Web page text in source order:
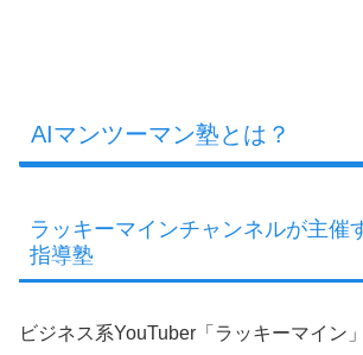
AIマンツーマン塾とは？
ラッキーマインチャンネルが主催
指導塾
ビジネス系YouTuber「ラッキーマイン